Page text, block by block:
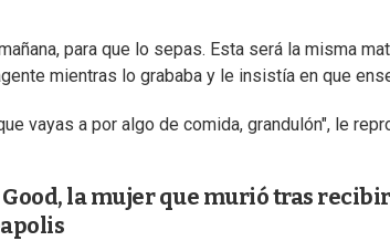
para que lo sepas. Esta será la misma
mientras lo grababa y le insistía en que
vayas a por algo de comida, grandulón", le
la mujer que murió tras